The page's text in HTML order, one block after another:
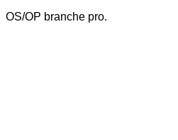
OS/OP branche pro.